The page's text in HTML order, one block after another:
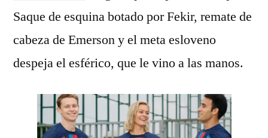
Saque de esquina botado por Fekir, remate de
cabeza de Emerson y el meta esloveno
despeja el esférico, que le vino a las manos.